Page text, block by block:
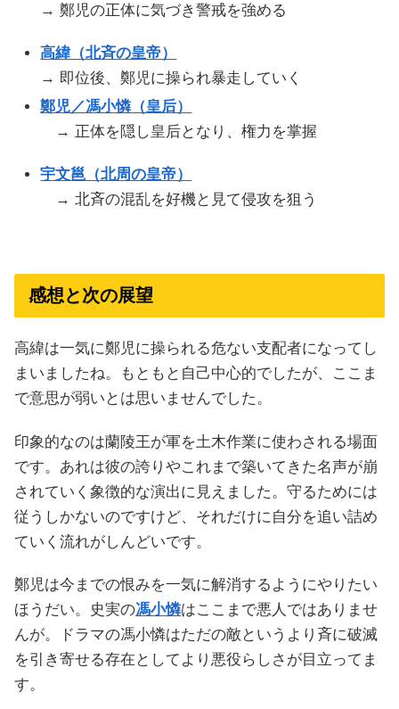
→ 鄭児の正体に気づき警戒を強める
高緯（北斉の皇帝）
→ 即位後、鄭児に操られ暴走していく
鄭児／馮小憐（皇后）
→ 正体を隠し皇后となり、権力を掌握
宇文邕（北周の皇帝）
→ 北斉の混乱を好機と見て侵攻を狙う
感想と次の展望
高緯は一気に鄭児に操られる危ない支配者になってし
まいましたね。もともと自己中心的でしたが、ここま
で意思が弱いとは思いませんでした。
印象的なのは蘭陵王が軍を土木作業に使わされる場面
です。あれは彼の誇りやこれまで築いてきた名声が崩
されていく象徴的な演出に見えました。守るためには
従うしかないのですけど、それだけに自分を追い詰め
ていく流れがしんどいです。
鄭児は今までの恨みを一気に解消するようにやりたい
ほうだい。史実の馮小憐はここまで悪人ではありませ
んが。ドラマの馮小憐はただの敵というより斉に破滅
を引き寄せる存在としてより悪役らしさが目立ってま
す。